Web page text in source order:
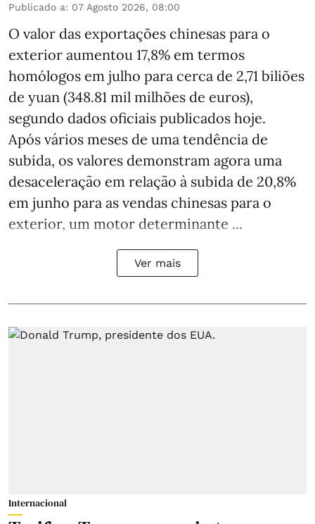
Publicado a: 07 Agosto 2026, 08:00
O valor das exportações chinesas para o
exterior aumentou 17,8% em termos
homólogos em julho para cerca de 2,71 biliões
de yuan (348.81 mil milhões de euros),
segundo dados oficiais publicados hoje.
Após vários meses de uma tendência de
subida, os valores demonstram agora uma
desaceleração em relação à subida de 20,8%
em junho para as vendas chinesas para o
exterior, um motor determinante ...
Ver mais
Internacional